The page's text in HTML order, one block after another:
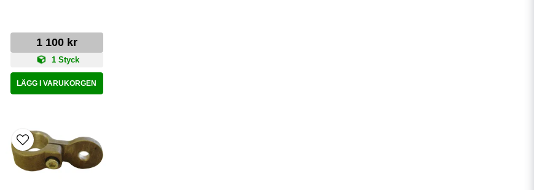
1 100 kr
1 Styck
LÄGG I VARUKORGEN